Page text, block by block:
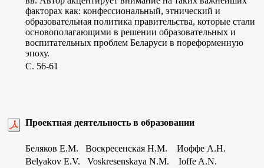
факторах как: конфессиональный, этничеcкий и
образовательная политика правительства, которые стали
основополагающими в решении образовательных и
воспитательных проблем Беларуси в пореформенную
эпоху.
C. 56-61
Проектная деятельность в образовании
Беляков Е.М. Воскресенская Н.М. Иоффе А.Н.
Belyakov E.V. Voskresenskaya N.M. Ioffe A.N.